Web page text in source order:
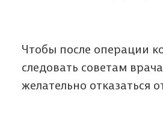
Чтобы после операции
следовать советам
желательно отказаться